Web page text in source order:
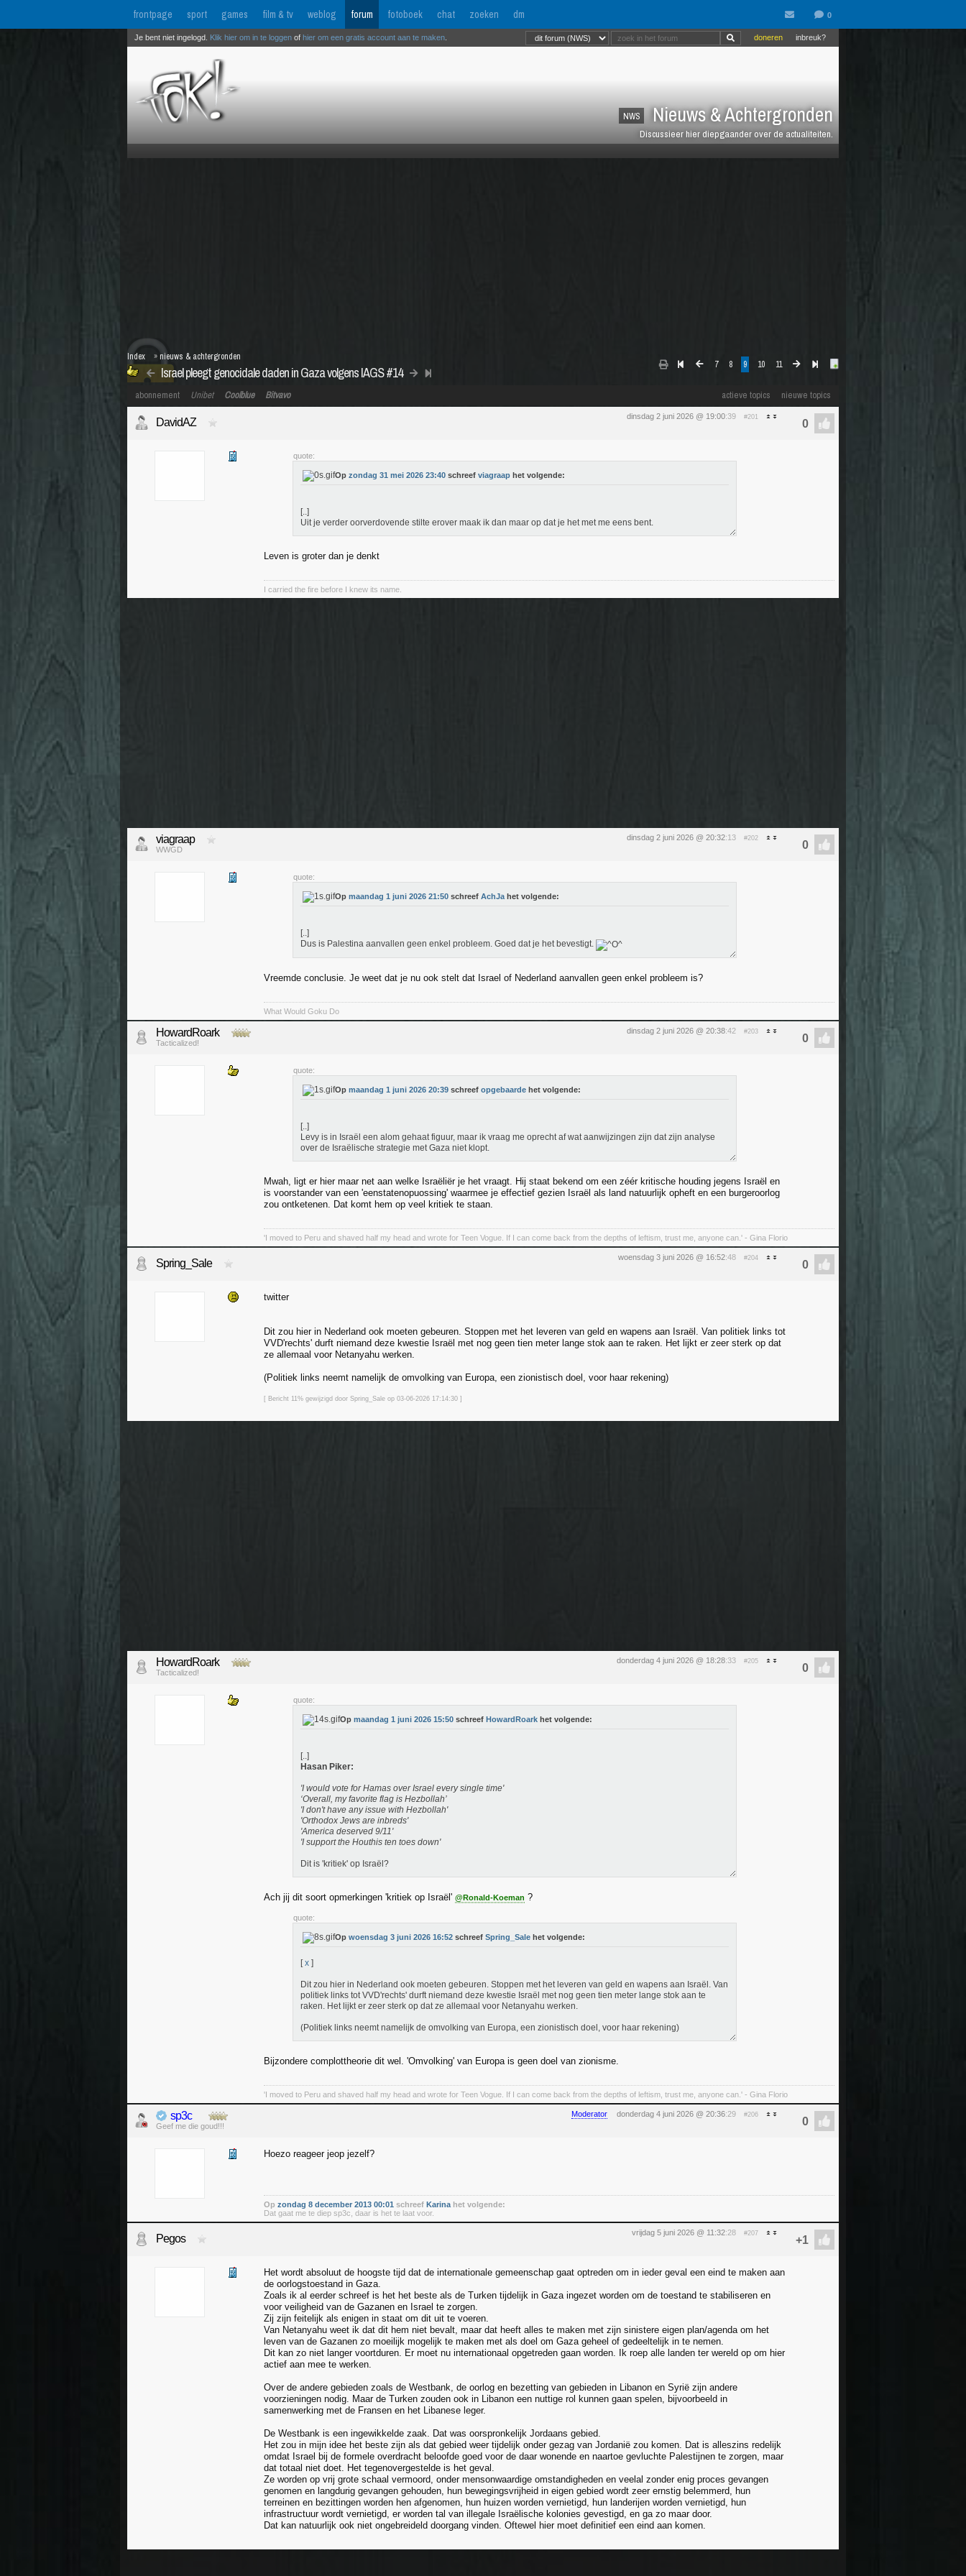
frontpage sport games film & tv weblog forum fotoboek chat zoeken dm
NWS Nieuws & Achtergronden
Discussieer hier diepgaander over de actualiteiten.
inbreuk?
doneren
Je bent niet ingelogd. Klik hier om in te loggen of hier om een gratis account aan te maken
7 8 9 10 11
Israel pleegt genocidale daden in Gaza volgens IAGS #14
Index » nieuws & achtergronden
actieve topics nieuwe topics
abonnement Unibet Coolblue Bitvavo
dinsdag 2 juni 2026 @ 19:00:39 #201
DavidAZ
quote:
Op zondag 31 mei 2026 23:40 schreef viagraap het volgende:
[..]
Uit je verder oorverdovende stilte erover maak ik dan maar op dat je het met me eens bent.
Leven is groter dan je denkt
I carried the fire before I knew its name.
dinsdag 2 juni 2026 @ 20:32:13 #202
viagraap
WWGD
quote:
Op maandag 1 juni 2026 21:50 schreef AchJa het volgende:
[..]
Dus is Palestina aanvallen geen enkel probleem. Goed dat je het bevestigt.
Vreemde conclusie. Je weet dat je nu ook stelt dat Israel of Nederland aanvallen geen enkel probleem is?
What Would Goku Do
dinsdag 2 juni 2026 @ 20:38:42 #203
HowardRoark
Tacticalized!
quote:
Op maandag 1 juni 2026 20:39 schreef opgebaarde het volgende:
[..]
Levy is in Israël een alom gehaat figuur, maar ik vraag me oprecht af wat aanwijzingen zijn dat zijn analyse
over de Israëlische strategie met Gaza niet klopt.
Mwah, ligt er hier maar net aan welke Israëliër je het vraagt. Hij staat bekend om een zéér kritische houding jegens Israël en
is voorstander van een 'eenstatenopuossing' waarmee je effectief gezien Israël als land natuurlijk opheft en een burgeroorlog
zou ontketenen. Dat komt hem op veel kritiek te staan.
'I moved to Peru and shaved half my head and wrote for Teen Vogue. If I can come back from the depths of leftism, trust me, anyone can.' - Gina Florio
woensdag 3 juni 2026 @ 16:52:48 #204
Spring_Sale
twitter
Dit zou hier in Nederland ook moeten gebeuren. Stoppen met het leveren van geld en wapens aan Israël. Van politiek links tot
VVD'rechts' durft niemand deze kwestie Israël met nog geen tien meter lange stok aan te raken. Het lijkt er zeer sterk op dat
ze allemaal voor Netanyahu werken.
(Politiek links neemt namelijk de omvolking van Europa, een zionistisch doel, voor haar rekening)
[ Bericht 11% gewijzigd door Spring_Sale op 03-06-2026 17:14:30 ]
donderdag 4 juni 2026 @ 18:28:33 #205
HowardRoark
Tacticalized!
quote:
Op maandag 1 juni 2026 15:50 schreef HowardRoark het volgende:
[..]
Hasan Piker:
'I would vote for Hamas over Israel every single time'
‘Overall, my favorite flag is Hezbollah’
'I don't have any issue with Hezbollah'
'Orthodox Jews are inbreds'
'America deserved 9/11'
'I support the Houthis ten toes down'
Dit is 'kritiek' op Israël?
Ach jij dit soort opmerkingen 'kritiek op Israël' @Ronald-Koeman ?
quote:
Op woensdag 3 juni 2026 16:52 schreef Spring_Sale het volgende:
[x ]
Dit zou hier in Nederland ook moeten gebeuren. Stoppen met het leveren van geld en wapens aan Israël. Van
politiek links tot VVD'rechts' durft niemand deze kwestie Israël met nog geen tien meter lange stok aan te
raken. Het lijkt er zeer sterk op dat ze allemaal voor Netanyahu werken.
(Politiek links neemt namelijk de omvolking van Europa, een zionistisch doel, voor haar rekening)
Bijzondere complottheorie dit wel. 'Omvolking' van Europa is geen doel van zionisme.
'I moved to Peru and shaved half my head and wrote for Teen Vogue. If I can come back from the depths of leftism, trust me, anyone can.' - Gina Florio
Moderator donderdag 4 juni 2026 @ 20:36:29 #206
sp3c
Geef me die goud!!!
Hoezo reageer jeop jezelf?
Op zondag 8 december 2013 00:01 schreef Karina het volgende:
Dat gaat me te diep sp3c, daar is het te laat voor.
vrijdag 5 juni 2026 @ 11:32:28 #207
Pegos
Het wordt absoluut de hoogste tijd dat de internationale gemeenschap gaat optreden om in ieder geval een eind te maken aan
de oorlogstoestand in Gaza.
Zoals ik al eerder schreef is het het beste als de Turken tijdelijk in Gaza ingezet worden om de toestand te stabiliseren en
voor veiligheid van de Gazanen en Israel te zorgen.
Zij zijn feitelijk als enigen in staat om dit uit te voeren.
Van Netanyahu weet ik dat dit hem niet bevalt, maar dat heeft alles te maken met zijn sinistere eigen plan/agenda om het
leven van de Gazanen zo moeilijk mogelijk te maken met als doel om Gaza geheel of gedeeltelijk in te nemen.
Dit kan zo niet langer voortduren. Er moet nu internationaal opgetreden gaan worden. Ik roep alle landen ter wereld op om hier
actief aan mee te werken.
Over de andere gebieden zoals de Westbank, de oorlog en bezetting van gebieden in Libanon en Syrië zijn andere
voorzieningen nodig. Maar de Turken zouden ook in Libanon een nuttige rol kunnen gaan spelen, bijvoorbeeld in
samenwerking met de Fransen en het Libanese leger.
De Westbank is een ingewikkelde zaak. Dat was oorspronkelijk Jordaans gebied.
Het zou in mijn idee het beste zijn als dat gebied weer tijdelijk onder gezag van Jordanië zou komen. Dat is alleszins redelijk
omdat Israel bij de formele overdracht beloofde goed voor de daar wonende en naartoe gevluchte Palestijnen te zorgen, maar
dat totaal niet doet. Het tegenovergestelde is het geval.
Ze worden op vrij grote schaal vermoord, onder mensonwaardige omstandigheden en veelal zonder enig proces gevangen
genomen en langdurig gevangen gehouden, hun bewegingsvrijheid in eigen gebied wordt zeer ernstig belemmerd, hun
terreinen en bezittingen worden hen afgenomen, hun huizen worden vernietigd, hun landerijen worden vernietigd, hun
infrastructuur wordt vernietigd, er worden tal van illegale Israëlische kolonies gevestigd, en ga zo maar door.
Dat kan natuurlijk ook niet ongebreideld doorgang vinden. Oftewel hier moet definitief een eind aan komen.